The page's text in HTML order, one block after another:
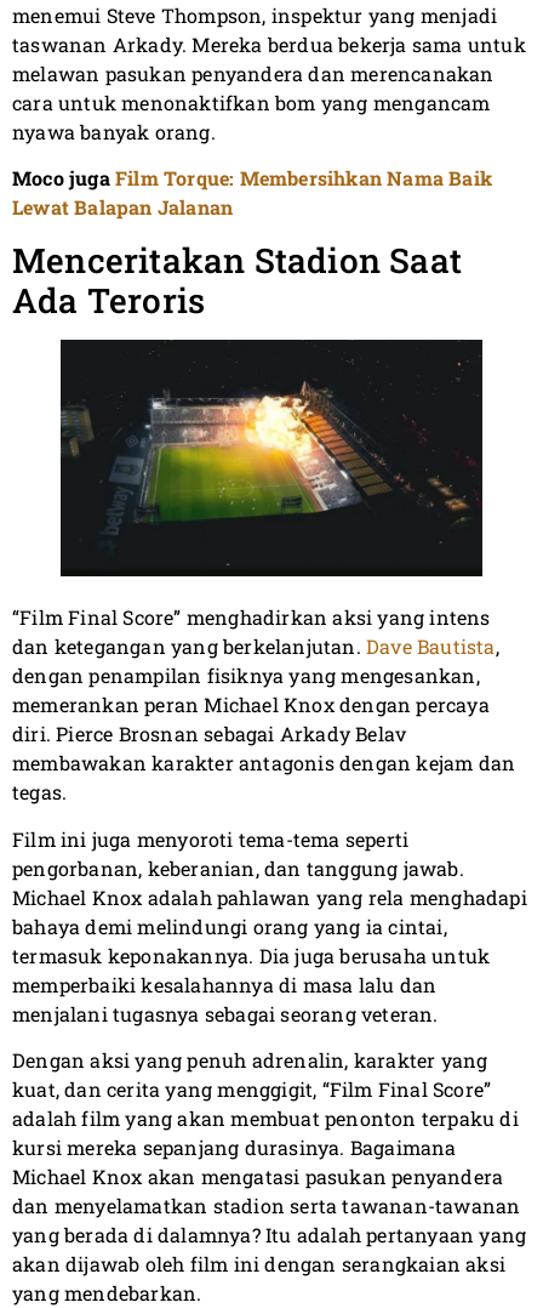
menemui Steve Thompson, inspektur yang menjadi
taswanan Arkady. Mereka berdua bekerja sama untuk
melawan pasukan penyandera dan merencanakan
cara untuk menonaktifkan bom yang mengancam
nyawa banyak orang.
Moco jugaFilm Torque: Membersihkan Nama Baik
Lewat Balapan Jalanan
Menceritakan Stadion Saat
Ada Teroris
“Film Final Score” menghadirkan aksi yang intens
dan ketegangan yang berkelanjutan. Dave Bautista,
dengan penampilan fisiknya yang mengesankan,
memerankan peran Michael Knox dengan percaya
diri. Pierce Brosnan sebagai Arkady Belav
membawakan karakter antagonis dengan kejam dan
tegas.
Film ini juga menyoroti tema-tema seperti
pengorbanan, keberanian, dan tanggung jawab.
Michael Knox adalah pahlawan yang rela menghadapi
bahaya demi melindungi orang yang ia cintai,
termasuk keponakannya. Dia juga berusaha untuk
memperbaiki kesalahannya di masa lalu dan
menjalani tugasnya sebagai seorang veteran.
Dengan aksi yang penuh adrenalin, karakter yang
kuat, dan cerita yang menggigit, “Film Final Score”
adalah film yang akan membuat penonton terpaku di
kursi mereka sepanjang durasinya. Bagaimana
Michael Knox akan mengatasi pasukan penyandera
dan menyelamatkan stadion serta tawanan-tawanan
yang berada di dalamnya? Itu adalah pertanyaan yang
akan dijawab oleh film ini dengan serangkaian aksi
yang mendebarkan.